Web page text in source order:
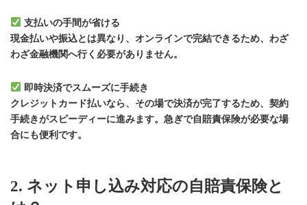
支払いの手間が省ける
現金払いや振込とは異なり、オンラインで完結できるため、わざ
わざ金融機関へ行く必要がありません。
即時決済でスムーズに手続き
クレジットカード払いなら、その場で決済が完了するため、契約
手続きがスピーディーに進みます。急ぎで自賠責保険が必要な場
合にも便利です。
2. ネット申し込み対応の自賠責保険と